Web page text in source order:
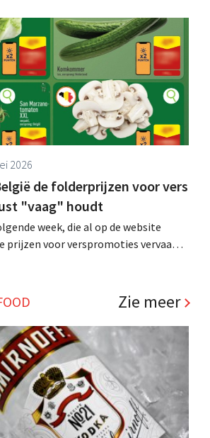
beloond, maar er zit meer achter. .
2026
de folderprijzen voor vers
"vaag" houdt
week, die al op de website
prijzen voor verspromoties vervaagd.
Zie meer